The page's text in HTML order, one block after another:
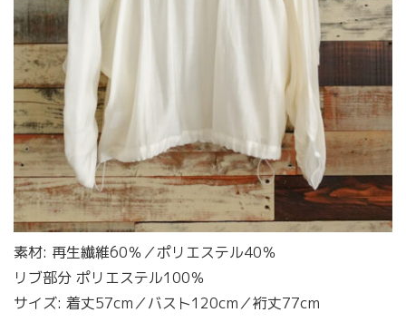
素材: 再生繊維60％／ポリエステル40％
リブ部分 ポリエステル100％
サイズ: 着丈57cm／バスト120cm／裄丈77cm